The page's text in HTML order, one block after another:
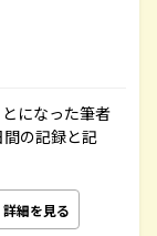
になった筆者
の記録と記
詳細を見る